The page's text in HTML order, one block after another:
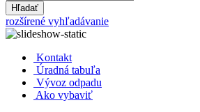
Hľadať
rozšírené vyhľadávanie
Kontakt
Úradná tabuľa
Vývoz odpadu
Ako vybaviť